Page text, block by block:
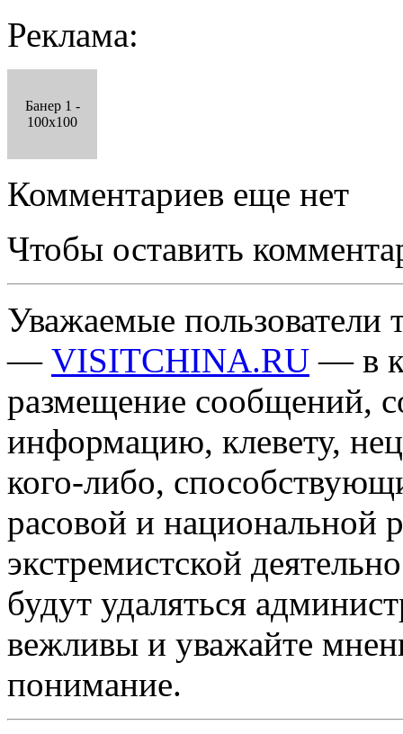
Реклама:
Банер 1 -
100x100
Комментариев еще нет
Чтобы оставить
Уважаемые пользователи
— VISITCHINA.RU — в
размещение сообщений,
информацию, клевету,
кого-либо,
расовой и национальной
экстремистской
будут удаляться
вежливы и уважайте
понимание.